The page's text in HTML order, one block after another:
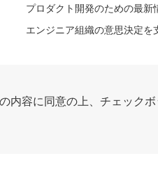
プロダクト開発のための最新
エンジニア組織の意思決定を
内容に同意の上、チェック